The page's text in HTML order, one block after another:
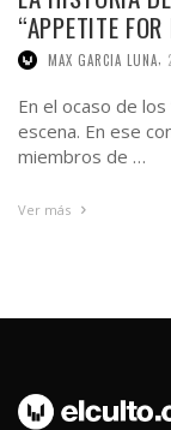
“APPETITE
MAX GARCIA LUNA
En el ocaso de
escena. En ese
miembros de …
Ver más